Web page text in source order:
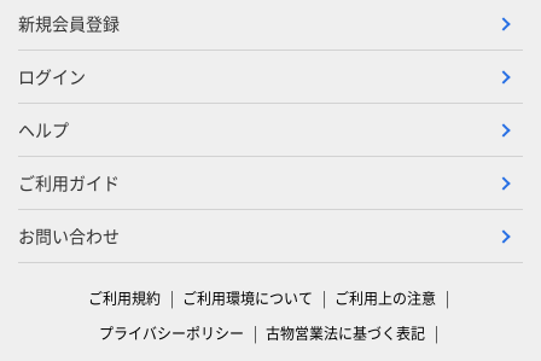
新規会員登録
ログイン
ヘルプ
ご利用ガイド
お問い合わせ
ご利用規約 ご利用環境について
ご利用上の注意
プライバシーポリシー
古物営業法に基づく表記